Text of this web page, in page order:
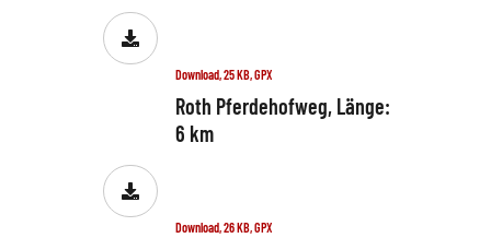
Download, 25 KB, GPX
Roth Pferdehofweg, Länge:
6 km
Download, 26 KB, GPX